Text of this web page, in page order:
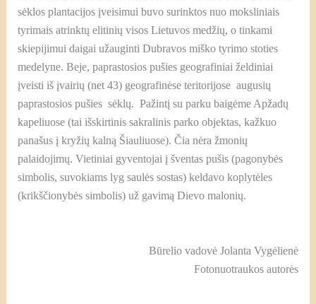
sėklos plantacijos įveisimui buvo surinktos nuo moksliniais
tyrimais atrinktų elitinių visos Lietuvos medžių, o tinkami
skiepijimui daigai užauginti Dubravos miško tyrimo stoties
medelyne. Beje, paprastosios pušies geografiniai želdiniai
įveisti iš įvairių (net 43) geografinėse teritorijose augusių
paprastosios pušies sėklų. Pažintį su parku baigėme Apžadų
kapeliuose (tai išskirtinis sakralinis parko objektas, kažkuo
panašus į kryžių kalną Šiauliuose). Čia nėra žmonių
palaidojimų. Vietiniai gyventojai į šventas pušis (pagonybės
simbolis, suvokiams lyg saulės sostas) keldavo koplytėles
(krikščionybės simbolis) už gavimą Dievo malonių.
Būrelio vadovė Jolanta Vygėlienė
Fotonuotraukos autorės